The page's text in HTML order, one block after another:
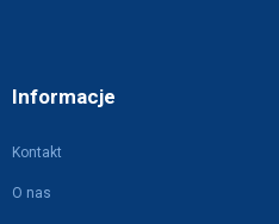
Informacje
Kontakt
O nas